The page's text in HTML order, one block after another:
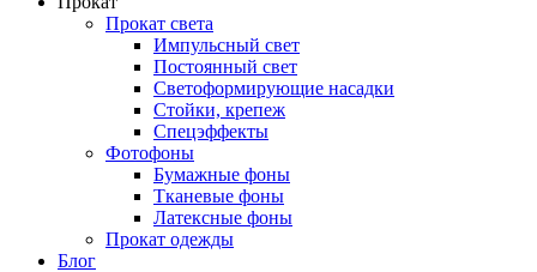
Прокат света
Импульсный свет
Постоянный свет
Светоформирующие насадки
Стойки, крепеж
Спецэффекты
Фотофоны
Бумажные фоны
Тканевые фоны
Латексные фоны
Прокат одежды
Блог